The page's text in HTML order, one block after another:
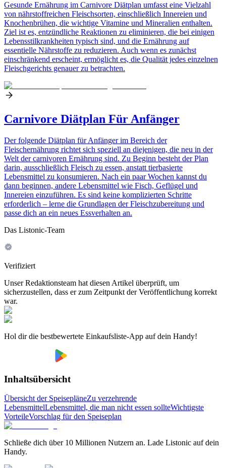
Gesunde Ernährung im Carnivore Diätplan umfasst eine Vielzahl
von nährstoffreichen Fleischsorten, einschließlich Innereien und
Knochenbrühen, die wichtige Vitamine und Mineralien enthalten.
Ziel ist es, entzündliche Reaktionen zu eliminieren, die bei einigen
Lebensstilkrankheiten typisch sind, und die Ernährung auf
essentielle Nährstoffe zu reduzieren. Auch wenn es zunächst
einschränkend erscheint, ermöglicht es, die Qualität jedes einzelnen
Fleischgerichts genauer zu betrachten.
Carnivore Diätplan Für Anfänger
Der folgende Diätplan für Anfänger im Bereich der
Fleischernährung richtet sich speziell an diejenigen, die neu in der
Welt der carnivoren Ernährung sind. Zu Beginn besteht der Plan
darin, ausschließlich Fleisch zu essen, anstatt tierbasierte
Lebensmittel zu konsumieren. Nach ein paar Wochen kannst du
dann beginnen, andere Lebensmittel wie Fisch, Geflügel und
Innereien einzuführen. Es sind keine komplizierten Schritte
erforderlich – lerne die Grundlagen der Fleischzubereitung und
passe dich an ein neues Essverhalten an.
Das Listonic-Team
Verifiziert
Unser Redaktionsteam hat diesen Artikel überprüft, um
sicherzustellen, dass er zum Zeitpunkt der Veröffentlichung korrekt
war.
Hol dir die bestbewertete Einkaufsliste-App auf dein Handy!
Inhaltsübersicht
Übersicht der SpeisepläneZu verzehrende
LebensmittelLebensmittel, die man nicht essen sollteWichtigste
VorteileVorschlag für den Speiseplan
Schließe dich über 10 Millionen Nutzern an. Lade Listonic auf dein
Handy.